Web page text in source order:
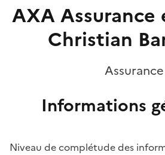
AXA Assurance
Christian
Assurance
Informations
Niveau de complétude des